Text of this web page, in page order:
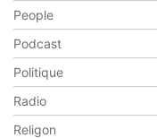
People
Podcast
Politique
Radio
Religon